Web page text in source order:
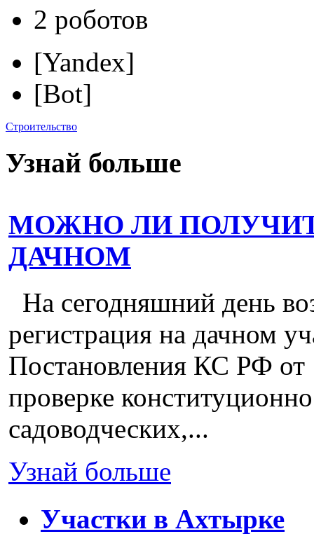
2 роботов
[Yandex]
[Bot]
Строительство
Узнай больше
МОЖНО ЛИ
ДАЧНОМ
На сегодняшний день
регистрация на дачном
Постановления КС РФ
проверке
садоводческих,...
Узнай больше
Участки в Ахтырке